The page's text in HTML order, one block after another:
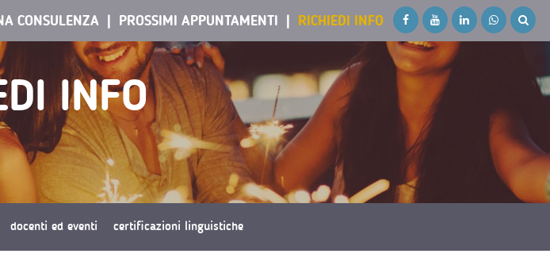
RICHIEDI INFO
PROSSIMI APPUNTAMENTI
CONSULENZA
INFO
docenti ed eventi certificazioni linguistiche